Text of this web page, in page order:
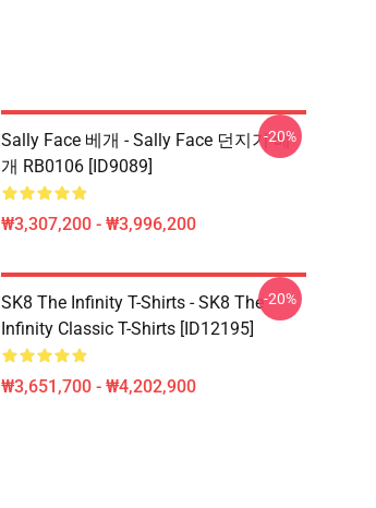
Sally Face 베개 - Sally Face 던지기 베
개 RB0106 [ID9089]
₩3,307,200 - ₩3,996,200
-20%
SK8 The Infinity T-Shirts - SK8 The
Infinity Classic T-Shirts [ID12195]
₩3,651,700 - ₩4,202,900
-20%